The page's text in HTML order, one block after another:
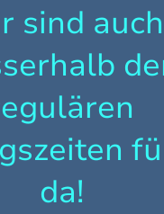
sind auch
da!